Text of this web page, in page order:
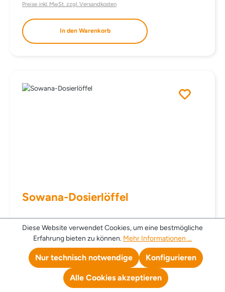
Gesamter Wohnbereich. DOSIERUNG Je nach
dosieren. INHALTSSTOFFE ALCOHOL DENAT. AQUA
PARFUM
Preise inkl. MwSt. zzgl. Versandkosten
In den Warenkorb
Sowana-Dosierlöffel
Waschen verbraucht Wasser, Energie und Waschmittel.
Eine sparsame Dosierung entlastet die Umwelt. Genaue
Dosierung mit dem Sowana-Dosierlöffel.
Regulärer Preis:
0,90 €
Preise inkl. MwSt. zzgl. Versandkosten
Diese Website verwendet Cookies, um eine bestmögliche
Erfahrung bieten zu können. Mehr Informationen ...
Nur technisch notwendige Konfigurieren
Alle Cookies akzeptieren